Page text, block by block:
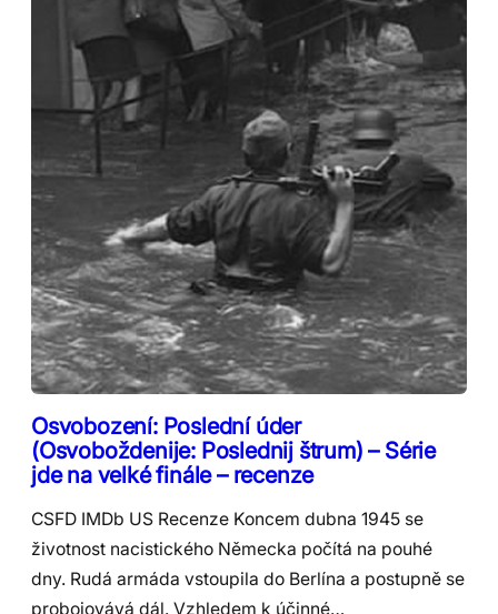
Osvobození: Poslední úder
(Osvoboždenije: Poslednij štrum) – Série
jde na velké finále – recenze
CSFD IMDb US Recenze Koncem dubna 1945 se
životnost nacistického Německa počítá na pouhé
dny. Rudá armáda vstoupila do Berlína a postupně se
probojovává dál. Vzhledem k účinné…